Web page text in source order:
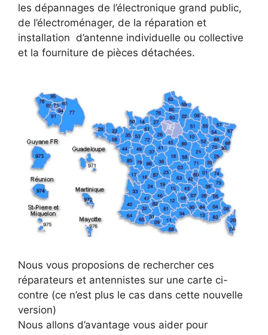
les dépannages de l’électronique grand public,
de l’électroménager, de la réparation et
installation d’antenne individuelle ou collective
et la fourniture de pièces détachées.
Nous vous proposions de rechercher ces
réparateurs et antennistes sur une carte ci-
contre (ce n’est plus le cas dans cette nouvelle
version)
Nous allons d’avantage vous aider pour